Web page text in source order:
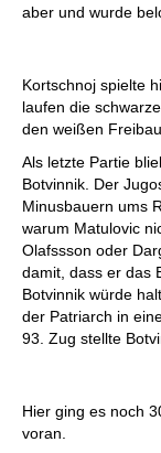
aber und wurde
Kortschnoj spielte
laufen die
den weißen
Als letzte Partie
Botvinnik. Der
Minusbauern ums
warum Matulovic
Olafssson oder
damit, dass er das
Botvinnik würde
der Patriarch in
93. Zug stellte
Hier ging es noch
voran.